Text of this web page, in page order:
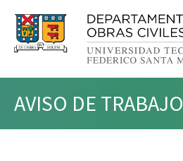
AVISO DE TRABAJO